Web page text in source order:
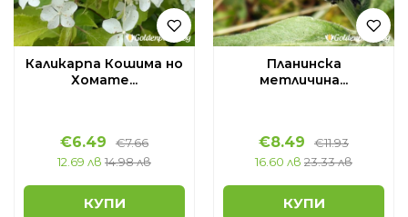
Каликарпа Кошима но
Хомате...
€6.49 €7.66
12.69 лв 14.98 лв
КУПИ
Планинска
метличина...
€8.49 €11.93
16.60 лв 23.33 лв
КУПИ